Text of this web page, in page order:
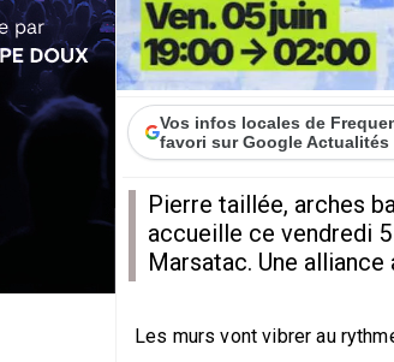
Vos infos locales de
favori sur Google Actualités
Pierre taillée, arches
accueille ce vendredi
Marsatac. Une
Les murs vont vibrer au